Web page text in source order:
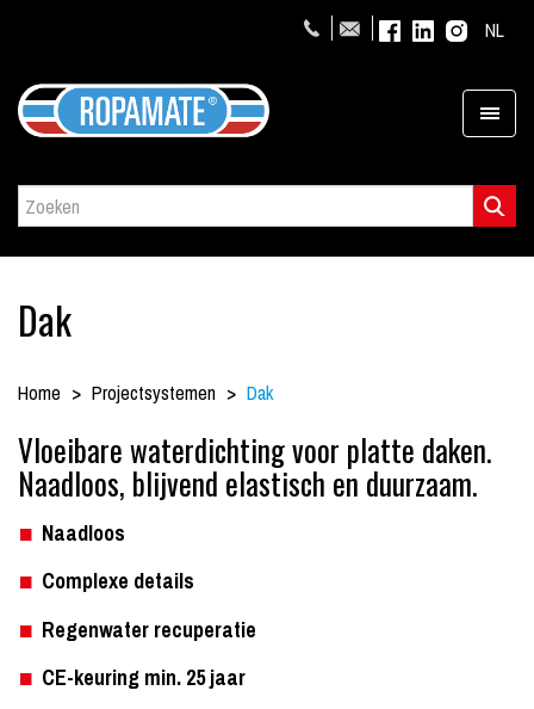
NL
Dak
Home Projectsystemen Dak
Vloeibare waterdichting voor platte daken.
Naadloos, blijvend elastisch en duurzaam.
Naadloos
Complexe details
Regenwater recuperatie
CE-keuring min. 25 jaar